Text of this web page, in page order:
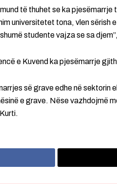
të thuhet se ka pjesëmarrje
universitetet tona, vlen sërish
studente vajza se sa
e Kuvend ka pjesëmarrje
së grave edhe në sektorin
e grave. Nëse vazhdojmë